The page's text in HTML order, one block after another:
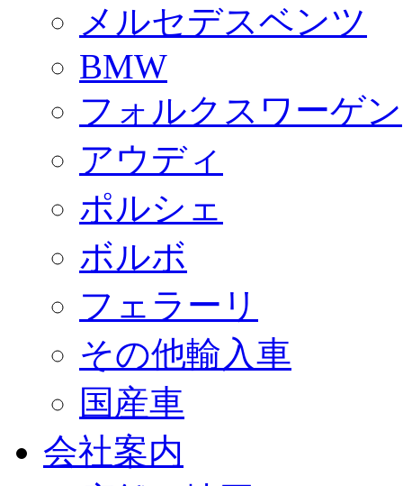
メルセデスベンツ
BMW
フォルクスワーゲン
アウディ
ポルシェ
ボルボ
フェラーリ
その他輸入車
国産車
会社案内